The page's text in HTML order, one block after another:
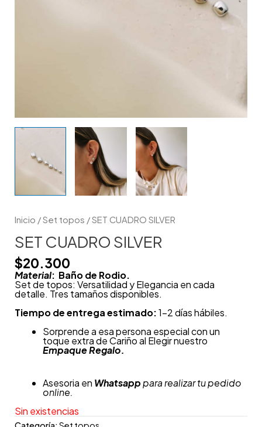
Inicio /Set topos / SET CUADRO SILVER
SET CUADRO SILVER
$20.300
Material: Baño de Rodio.
Set de topos: Versatilidad y Elegancia en cada
detalle. Tres tamaños disponibles.
Tiempo de entrega estimado:1-2 días hábiles.
Sorprende a esa persona especial con un
toque extra de Cariño al Elegir nuestro
Empaque Regalo.
Asesoria en Whatsapppara realizar tu pedido
online.
Sin existencias